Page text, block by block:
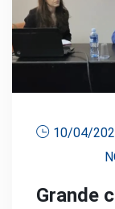
10/04/
Grande